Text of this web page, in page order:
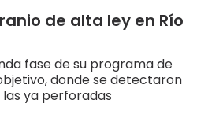
de alta ley en Río
fase de su programa de
donde se detectaron
ya perforadas